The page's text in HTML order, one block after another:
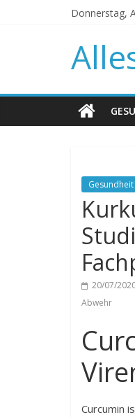
Donnerstag,
Gesundheit
20/07/
Abwehr
Curcumin